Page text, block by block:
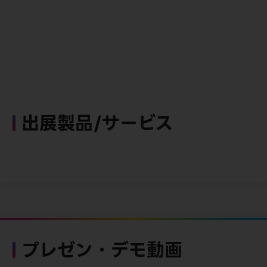
出展製品/サービス
プレゼン・デモ動画